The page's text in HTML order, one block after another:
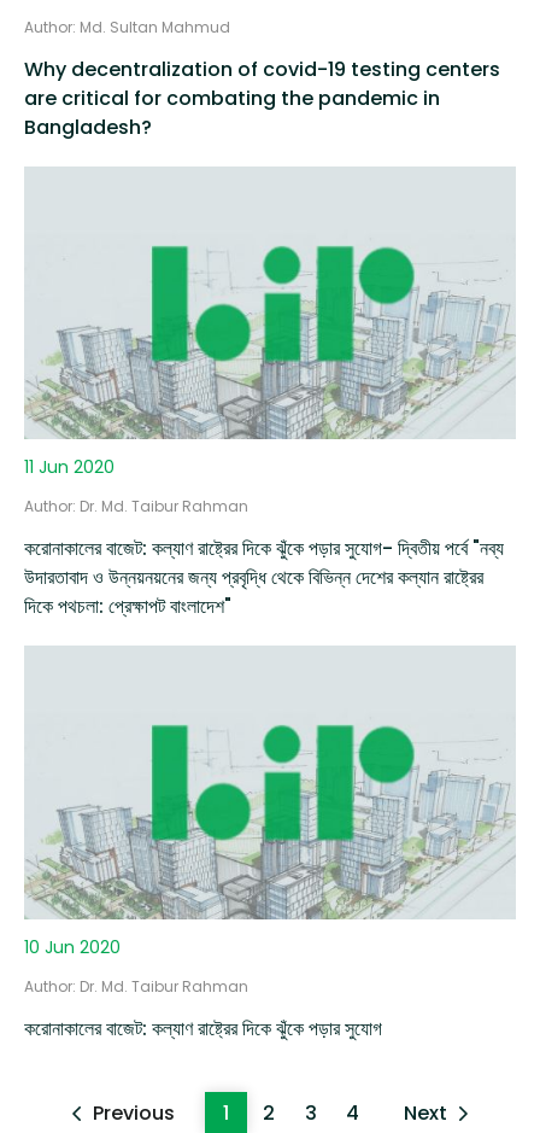
Author: Md. Sultan Mahmud
Why decentralization of covid-19 testing centers
are critical for combating the pandemic in
Bangladesh?
11 Jun 2020
Author: Dr. Md. Taibur Rahman
করোনাকালের বাজেট: কল্যাণ রাষ্ট্রের দিকে ঝুঁকে পড়ার সুযোগ- দ্বিতীয় পর্বে "নব্য
উদারতাবাদ ও উন্নয়নয়নের জন্য প্রবৃদ্ধি থেকে বিভিন্ন দেশের কল্যান রাষ্ট্রের
দিকে পথচলা: প্রেক্ষাপট বাংলাদেশ"
10 Jun 2020
Author: Dr. Md. Taibur Rahman
করোনাকালের বাজেট: কল্যাণ রাষ্ট্রের দিকে ঝুঁকে পড়ার সুযোগ
Previous 1 2 3 4 Next